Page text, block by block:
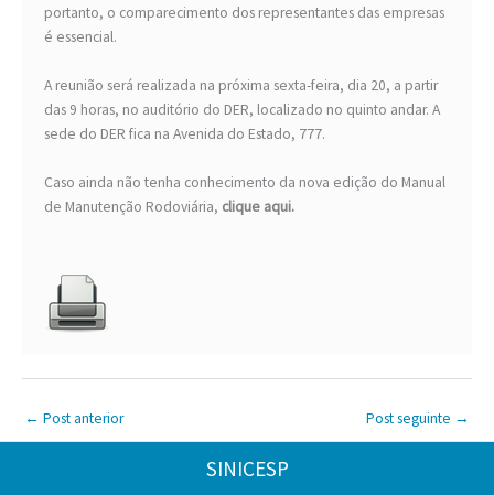
portanto, o comparecimento dos representantes das empresas
é essencial.
A reunião será realizada na próxima sexta-feira, dia 20, a partir
das 9 horas, no auditório do DER, localizado no quinto andar. A
sede do DER fica na Avenida do Estado, 777.
Caso ainda não tenha conhecimento da nova edição do Manual
de Manutenção Rodoviária, clique aqui.
← Post anterior Post seguinte →
SINICESP